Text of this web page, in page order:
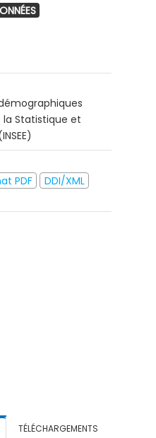
Statistique et
PDF
DDI/XML
TÉLÉCHARGEMENTS